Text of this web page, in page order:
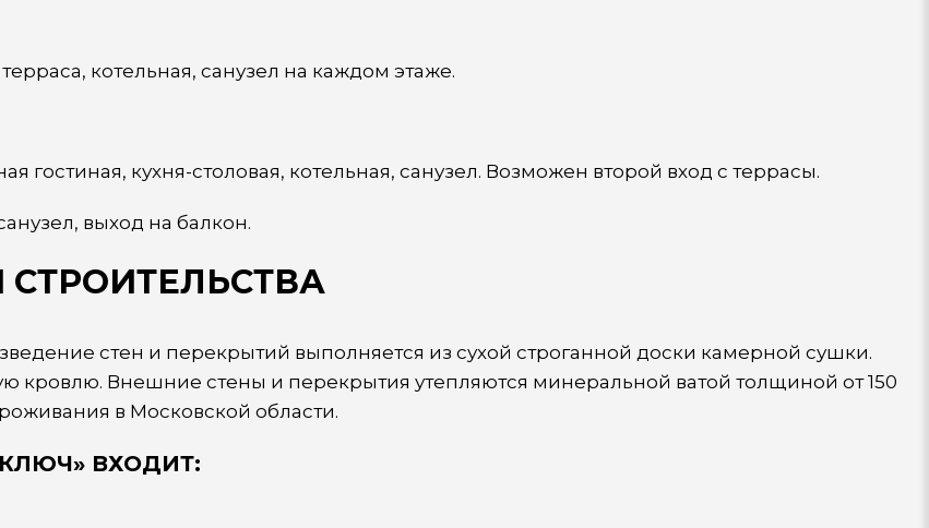
котельная, санузел на каждом этаже.
гостиная, кухня-столовая, котельная, санузел. Возможен второй вход с террасы.
выход на балкон.
стен и перекрытий выполняется из сухой строганной доски камерной сушки.
кровлю. Внешние стены и перекрытия утепляются минеральной ватой толщиной от 150
в Московской области.
ВХОДИТ: